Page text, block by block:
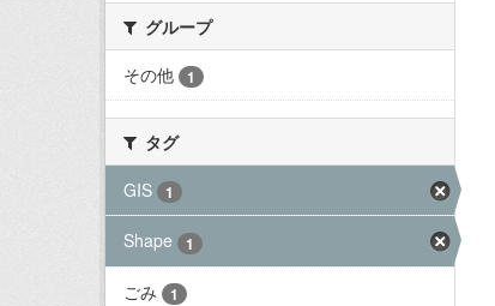
グループ
その他
1
タグ
GIS
1
Shape 1
ごみ 1